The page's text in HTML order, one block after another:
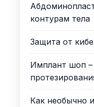
контурам тела
Защита от
Имплант шоп –
Как необычно